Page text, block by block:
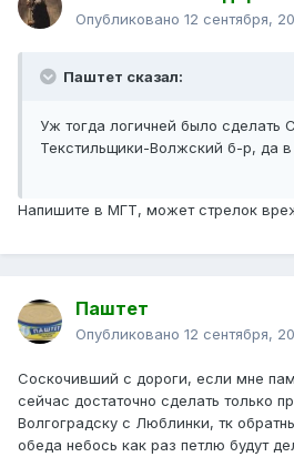
Опубликовано 12 сентября,
Паштет сказал:
Уж тогда логичней было сделать
Текстильщики-Волжский б-р, да в
Напишите в МГТ, может стрелок
Паштет
Опубликовано 12 сентября,
Соскочивший с дороги, если мне
сейчас достаточно сделать только
Волгоградску с Люблинки, тк
обеда небось как раз петлю будут